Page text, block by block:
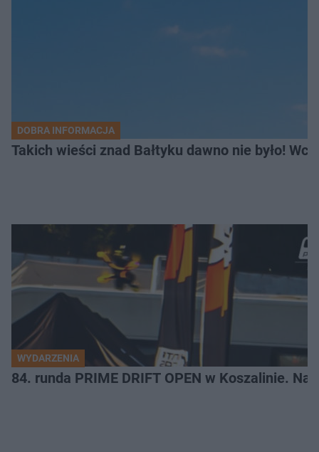
DOBRA INFORMACJA
Takich wieści znad Bałtyku dawno nie było!
WYDARZENIA
84. runda PRIME DRIFT OPEN w Koszalinie.